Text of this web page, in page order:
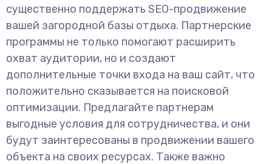
существенно поддержать SEO-продвижение
вашей загородной базы отдыха. Партнерские
программы не только помогают расширить
охват аудитории, но и создают
дополнительные точки входа на ваш сайт, что
положительно сказывается на поисковой
оптимизации. Предлагайте партнерам
выгодные условия для сотрудничества, и они
будут заинтересованы в продвижении вашего
объекта на своих ресурсах. Также важно